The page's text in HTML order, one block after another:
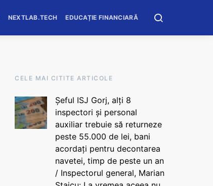
NEXTLAB.TECH EDUCAȚIE FINANCIARĂ
CELE MAI CITITE ARTICOLE
Șeful ISJ Gorj, alți 8
inspectori și personal
auxiliar trebuie să returneze
peste 55.000 de lei, bani
acordați pentru decontarea
navetei, timp de peste un an
/ Inspectorul general, Marian